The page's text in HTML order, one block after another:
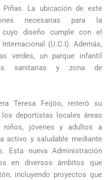
La ubicación de este
necesarias para la
diseño cumple con el
(U.C.I). Además,
verdes, un parque infantil
sanitarias y zona de
Teresa Feijóo, reiteró su
deportistas locales áreas
jóvenes y adultos a
activo y saludable mediante
Esta nueva Administración
en diversos ámbitos que
incluyendo proyectos que